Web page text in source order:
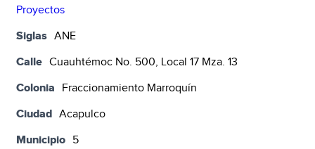
Proyectos
Siglas ANE
Calle Cuauhtémoc No. 500, Local 17 Mza. 13
Colonia Fraccionamiento Marroquín
Ciudad Acapulco
Municipio 5